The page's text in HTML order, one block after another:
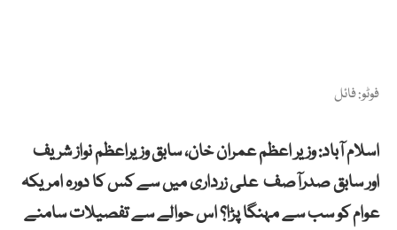
فوٹو: فائل
اسلام آباد: وزیر اعظم عمران خان، سابق وزیراعظم نواز شریف
اور سابق صدرآصف علی زرداری میں سے کس کا دورہ امریکہ
عوام کو سب سے مہنگا پڑا؟ اس حوالے سے تفصیلات سامنے